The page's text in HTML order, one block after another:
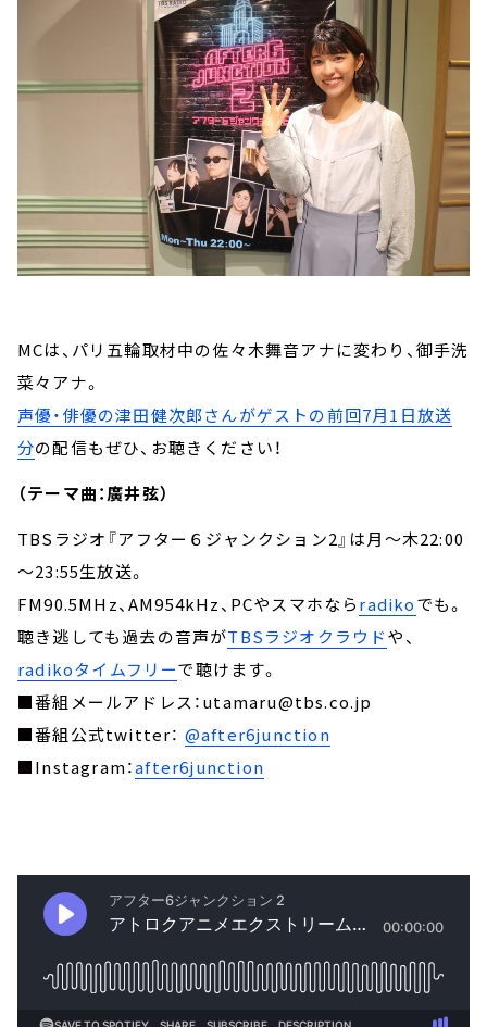
MCは、パリ五輪取材中の佐々木舞音アナに変わり、御手洗
菜々アナ。
声優・俳優の津田健次郎さんがゲストの前回7月1日放送
分の配信もぜひ、お聴きください！
（テーマ曲：廣井弦）
TBSラジオ『アフター６ジャンクション2』は月～木22:00
～23:55生放送。
FM90.5MHz、AM954kHz、PCやスマホならradikoでも。
聴き逃しても過去の音声がTBSラジオクラウドや、
radikoタイムフリーで聴けます。
■番組メールアドレス：utamaru@tbs.co.jp
■番組公式twitter： @after6junction
■Instagram：after6junction